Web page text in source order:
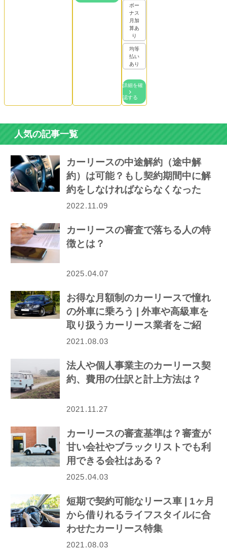
ボー
ナス
月加
算あ
り
均等
払い
あり
詳細を確
認する
人気の記事一覧
カーリースの中途解約（途中解
約）は可能？もし契約期間中に解
約をしなければならなくなった
ら…
2022.11.09
カーリースの審査で落ちる人の特
徴とは？
2025.04.07
お得な月額制のカーリースで憧れ
の外車に乗ろう | 外車や高級車を
取り扱うカーリース業者をご紹
介！
2021.08.03
法人や個人事業主のカーリース契
約、費用の仕訳と計上方法は？
2021.11.27
カーリースの審査基準は？審査が
甘い会社やブラックリストでも利
用できる会社はある？
2025.04.03
短期で契約可能なリース車 | 1ヶ月
から借りれるライフスタイルに合
わせたカーリース特集
2021.08.03